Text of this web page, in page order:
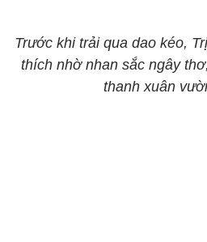
Trước khi trải qua dao kéo,
thích nhờ nhan sắc ngây
thanh xuân